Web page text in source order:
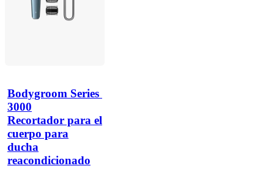
Bodygroom Series
3000
Recortador para el
cuerpo para
ducha
reacondicionado